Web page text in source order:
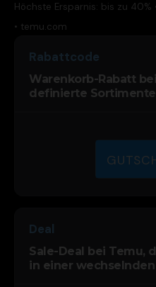
Höchste Ersparnis: bis zu
• temu.com
Rabattcode
Warenkorb-Rabatt
definierte
Deal
Sale-Deal bei Temu,
in einer